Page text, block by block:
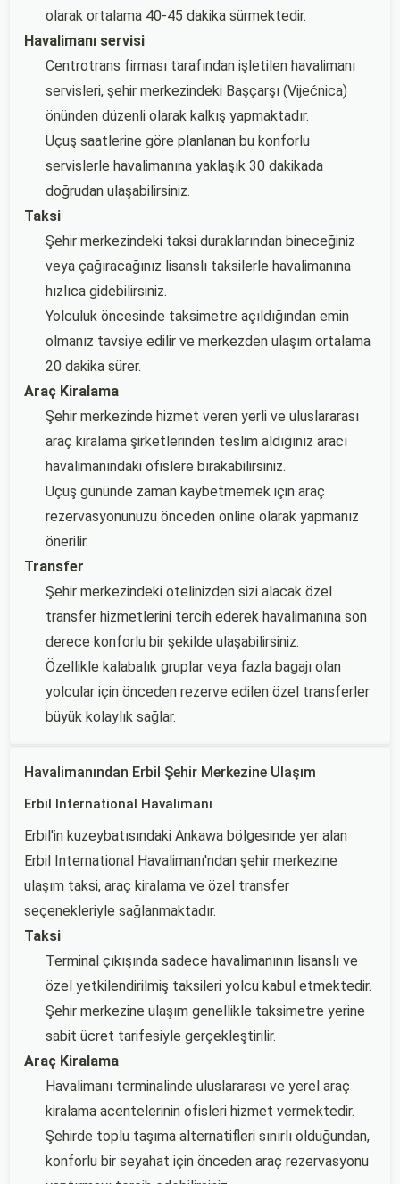
olarak ortalama 40-45 dakika sürmektedir.
Havalimanı servisi
Centrotrans firması tarafından işletilen havalimanı
servisleri, şehir merkezindeki Başçarşı (Vijećnica)
önünden düzenli olarak kalkış yapmaktadır.
Uçuş saatlerine göre planlanan bu konforlu
servislerle havalimanına yaklaşık 30 dakikada
doğrudan ulaşabilirsiniz.
Taksi
Şehir merkezindeki taksi duraklarından bineceğiniz
veya çağıracağınız lisanslı taksilerle havalimanına
hızlıca gidebilirsiniz.
Yolculuk öncesinde taksimetre açıldığından emin
olmanız tavsiye edilir ve merkezden ulaşım ortalama
20 dakika sürer.
Araç Kiralama
Şehir merkezinde hizmet veren yerli ve uluslararası
araç kiralama şirketlerinden teslim aldığınız aracı
havalimanındaki ofislere bırakabilirsiniz.
Uçuş gününde zaman kaybetmemek için araç
rezervasyonunuzu önceden online olarak yapmanız
önerilir.
Transfer
Şehir merkezindeki otelinizden sizi alacak özel
transfer hizmetlerini tercih ederek havalimanına son
derece konforlu bir şekilde ulaşabilirsiniz.
Özellikle kalabalık gruplar veya fazla bagajı olan
yolcular için önceden rezerve edilen özel transferler
büyük kolaylık sağlar.
Havalimanından Erbil Şehir Merkezine Ulaşım
Erbil International Havalimanı
Erbil'in kuzeybatısındaki Ankawa bölgesinde yer alan
Erbil International Havalimanı'ndan şehir merkezine
ulaşım taksi, araç kiralama ve özel transfer
seçenekleriyle sağlanmaktadır.
Taksi
Terminal çıkışında sadece havalimanının lisanslı ve
özel yetkilendirilmiş taksileri yolcu kabul etmektedir.
Şehir merkezine ulaşım genellikle taksimetre yerine
sabit ücret tarifesiyle gerçekleştirilir.
Araç Kiralama
Havalimanı terminalinde uluslararası ve yerel araç
kiralama acentelerinin ofisleri hizmet vermektedir.
Şehirde toplu taşıma alternatifleri sınırlı olduğundan,
konforlu bir seyahat için önceden araç rezervasyonu